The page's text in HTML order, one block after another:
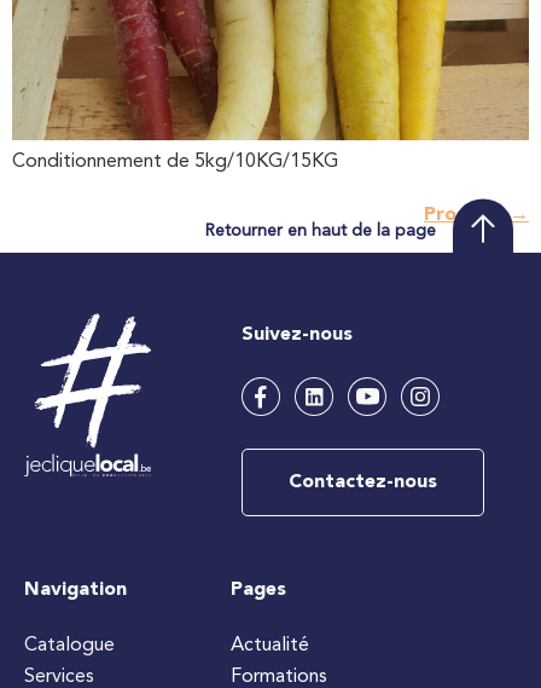
Conditionnement de 5kg/10KG/15KG
Prochain→
Retourner en haut de la page
Suivez-nous
Contactez-nous
Navigation
Catalogue
Services
Pages
Actualité
Formations